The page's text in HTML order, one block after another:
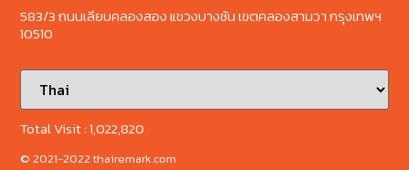
583/3 ถนนเลียบคลองสอง แขวงบางชัน เขตคลองสามวา กรุงเทพฯ
10510
Total Visit :1,022,820
© 2021-2022 thairemark.com